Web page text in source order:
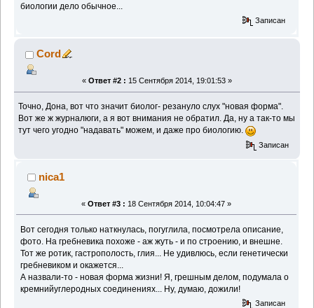
биологии дело обычное...
Записан
Cord
« Ответ #2 : 15 Сентября 2014, 19:01:53 »
Точно, Дона, вот что значит биолог- резануло слух "новая форма".
Вот же ж журналюги, а я вот внимания не обратил. Да, ну а так-то мы
тут чего угодно "надавать" можем, и даже про биологию.
Записан
nica1
« Ответ #3 : 18 Сентября 2014, 10:04:47 »
Вот сегодня только наткнулась, погуглила, посмотрела описание,
фото. На гребневика похоже - аж жуть - и по строению, и внешне.
Тот же ротик, гастрополость, глия... Не удивлюсь, если генетически
гребневиком и окажется...
А назвали-то - новая форма жизни! Я, грешным делом, подумала о
кремнийуглеродных соединениях... Ну, думаю, дожили!
Записан